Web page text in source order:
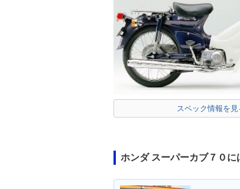
スペック情報を見
ホンダ スーパーカブ７０